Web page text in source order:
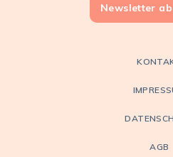
AGB
Newsletter